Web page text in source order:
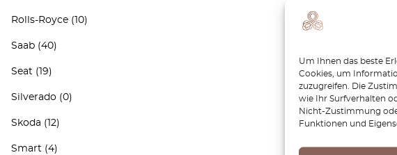
Um Ihnen das beste
Cookies, um
zuzugreifen. Die
wie Ihr Surfverhalten
Nicht-Zustimmung
Funktionen und
Rolls-Royce (10)
Saab (40)
Seat (19)
Silverado (0)
Skoda (12)
Smart (4)